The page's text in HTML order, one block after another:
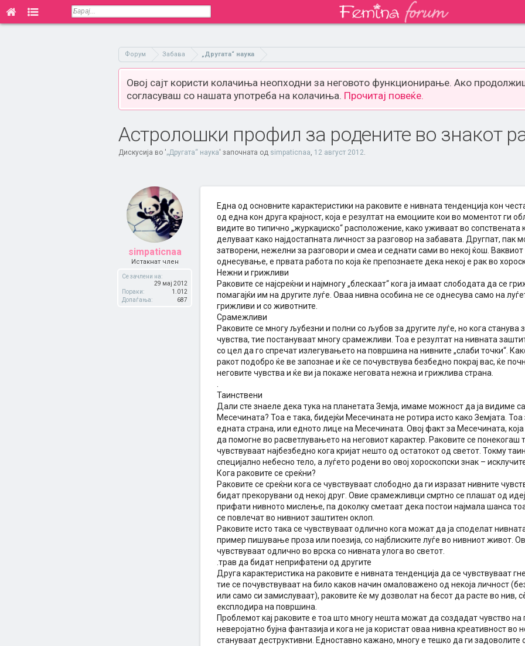
Форум Забава „Другата“ наука
Овој сајт користи колачиња неопходни за неговото функционирање. Ако
согласуваш со нашата употреба на колачиња. Прочитај повеќе.
Астролошки профил за родените во знакот
Дискусија во '„Другата“ наука' започната од simpaticnaa, 12 август 2012.
simpaticnaa
Истакнат член
Се зачлени на:
29 мај 2012
Пораки:
1.012
Допаѓања:
687
Една од основните карактеристики на раковите е нивната тенденција кон
од една кон друга крајност, која е резултат на емоциите кои во моментот ги
видите во типично „журкаџиско“ расположение, како уживаат во сопствената
делуваат како најдостапната личност за разговор на забавата. Другпат,
затворени, нежелни за разговори и смеа и седнати сами во некој ќош. Ваквиот
однесување, е првата работа по која ќе препознаете дека некој е рак во
Нежни и грижливи
Раковите се најсреќни и најмногу „блескаат“ кога ја имаат слободата да се
помагајќи им на другите луѓе. Оваа нивна особина не се однесува само на
грижливи и со животните.
Срамежливи
Раковите се многу љубезни и полни со љубов за другите луѓе, но кога
чувства, тие постануваат многу срамежливи. Тоа е резултат на нивната
со цел да го спречат излегувањето на површина на нивните „слаби точки“.
ракот подобро ќе ве запознае и ќе се почувствува безбедно покрај вас, ќе
неговите чувства и ќе ви ја покаже неговата нежна и грижлива страна.
Таинствени
Дали сте знаеле дека тука на планетата Земја, имаме можност да ја видиме
Месечината? Тоа е така, бидејќи Месечината не ротира исто како Земјата.
едната страна, или едното лице на Месечината. Овој факт за Месечината,
да помогне во расветлувањето на неговиот карактер. Раковите се понекогаш
чувствуваат најбезбедно кога кријат нешто од остатокот од светот. Токму
специјално небесно тело, а луѓето родени во овој хороскопски знак –
Кога раковите се среќни?
Раковите се среќни кога се чувствуваат слободно да ги изразат нивните
бидат прекорувани од некој друг. Овие срамежливци смртно се плашат од
прифати нивното мислење, па доколку сметаат дека постои најмала шанса
се повлечат во нивниот заштитен оклоп.
Раковите исто така се чувствуваат одлично кога можат да ја споделат
пример пишување проза или поезија, со најблиските луѓе во нивниот живот.
чувствуваат одлично во врска со нивната улога во светот.
.трав да бидат неприфатени од другите
Друга карактеристика на раковите е нивната тенденција да се чувствуваат
тие се почувствуваат на било каков начин омаловажено од некоја личност
или само си замислуваат), раковите ќе му дозволат на бесот да расте во нив,
експлодира на површина.
Проблемот кај раковите е тоа што многу нешта можат да создадат чувство
неверојатно бујна фантазија и кога не ја користат оваа нивна креативност во
стануваат деструктивни. Едноставно кажано, многу е тешко да ги задоволите